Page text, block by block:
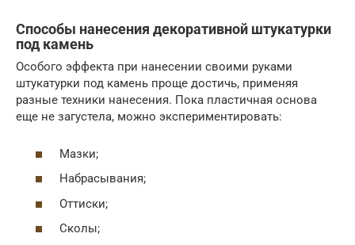
Способы нанесения декоративной штукатурки
под камень
Особого эффекта при нанесении своими руками
штукатурки под камень проще достичь, применяя
разные техники нанесения. Пока пластичная основа
еще не загустела, можно экспериментировать:
Мазки;
Набрасывания;
Оттиски;
Сколы;